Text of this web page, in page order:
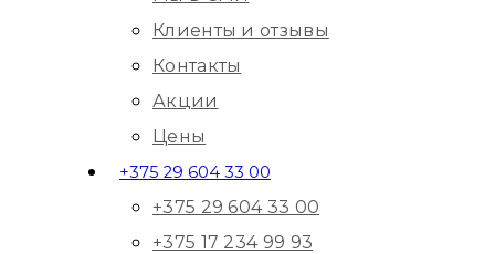
Клиенты и отзывы
Контакты
Акции
Цены
+375 29 604 33 00
+375 29 604 33 00
+375 17 234 99 93